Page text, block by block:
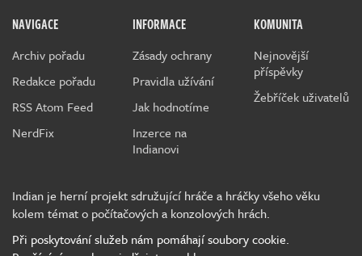
NAVIGACE
Archiv pořadu
Redakce pořadu
RSS Atom Feed
NerdFix
INFORMACE
Zásady ochrany
Pravidla užívání
Jak hodnotíme
Inzerce na
Indianovi
KOMUNITA
Nejnovější
příspěvky
Žebříček uživatelů
Indian je herní projekt sdružující hráče a hráčky všeho věku
kolem témat o počítačových a konzolových hrách.
Při poskytování služeb nám pomáhají soubory cookie.